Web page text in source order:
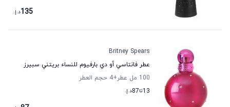
135د.إ.
Britney Spears
عطر فانتاسي أو دي بارفيوم للنساء بريتني سبيرز
100 مل عطر
+4
حجم العطر
13تا87د.إ.